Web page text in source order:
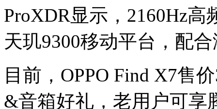
ProXDR显示，2160Hz
天玑9300移动平台，配
目前，OPPO Find X7售
&音箱好礼，老用户可享